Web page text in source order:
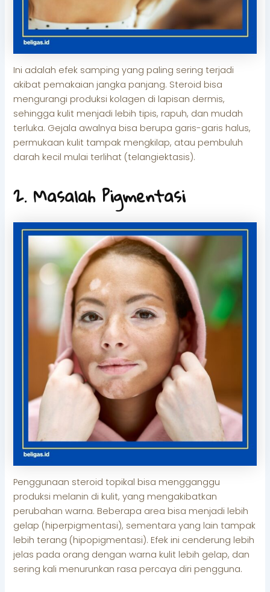
Ini adalah efek samping yang paling sering terjadi
akibat pemakaian jangka panjang. Steroid bisa
mengurangi produksi kolagen di lapisan dermis,
sehingga kulit menjadi lebih tipis, rapuh, dan mudah
terluka. Gejala awalnya bisa berupa garis-garis halus,
permukaan kulit tampak mengkilap, atau pembuluh
darah kecil mulai terlihat (telangiektasis).
2. Masalah Pigmentasi
Penggunaan steroid topikal bisa mengganggu
produksi melanin di kulit, yang mengakibatkan
perubahan warna. Beberapa area bisa menjadi lebih
gelap (hiperpigmentasi), sementara yang lain tampak
lebih terang (hipopigmentasi). Efek ini cenderung lebih
jelas pada orang dengan warna kulit lebih gelap, dan
sering kali menurunkan rasa percaya diri pengguna.